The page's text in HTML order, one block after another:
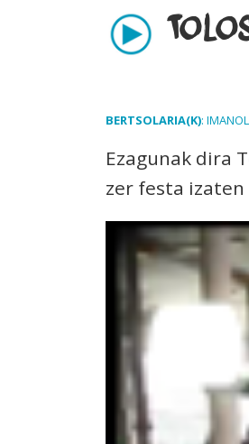
BERTSOLARIA(K):
Ezagunak dira
zer festa